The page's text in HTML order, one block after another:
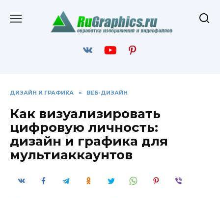
содержанию
ДИЗАЙН И ГРАФИКА » ВЕБ-ДИЗАЙН
Как визуализировать
цифровую личность:
дизайн и графика для
мультиаккаунтов